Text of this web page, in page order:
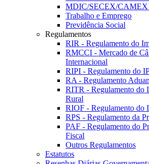
MDIC/SECEX/CAMEX
Trabalho e Emprego
Previdência Social
Regulamentos
RIR - Regulamento do
RMCCI - Mercado de
Internacional
RIPI - Regulamento do
RA - Regulamento
RITR - Regulamento do
Rural
RIOF - Regulamento do
RPS - Regulamento da
PAF - Regulamento do
Fiscal
Outros Regulamentos
Estatutos